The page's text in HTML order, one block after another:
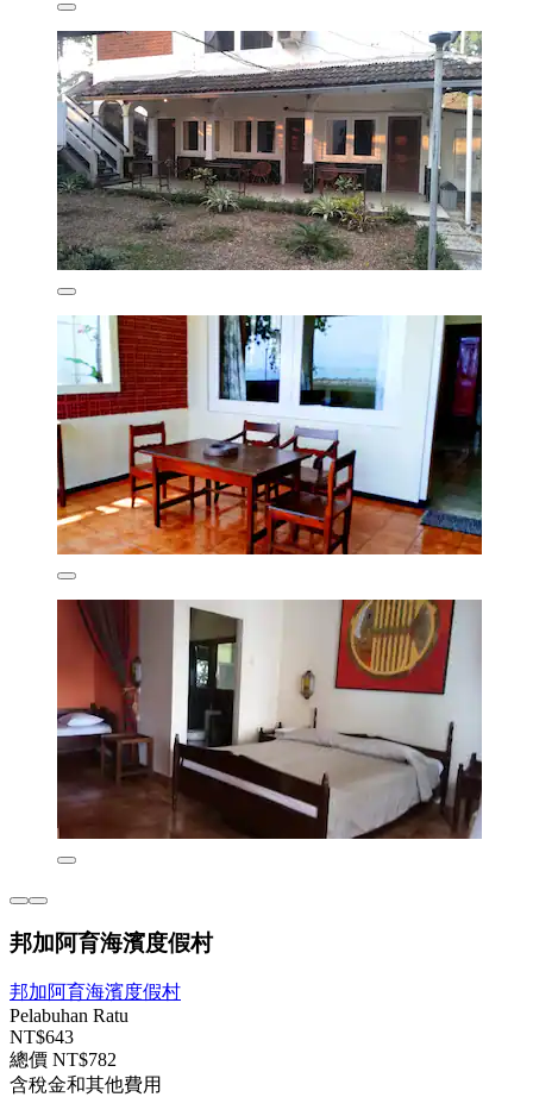
邦加阿育海濱度假村
邦加阿育海濱度假村
Pelabuhan Ratu
NT$643
總價 NT$782
含稅金和其他費用